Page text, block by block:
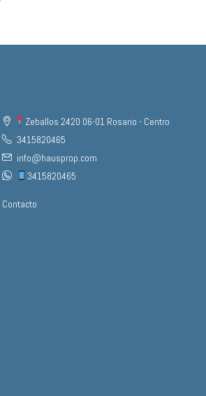
Zeballos 2420 06-01 Rosario - Centro
3415820465
info@hausprop.com
3415820465
Contacto